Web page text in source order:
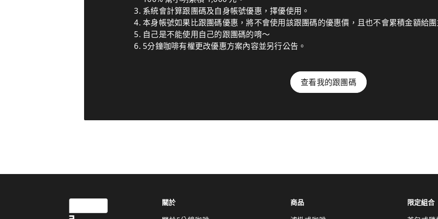
系統會計算跟團碼及自身帳號優惠，擇優使用。
本身帳號如果比跟團碼優惠，將不會使用該跟團碼的優惠價，且也不會累積金額給團
自己是不能使用自己的跟團碼的唷～
5分鐘咖啡有權更改優惠方案內容並另行公告。
查看我的跟團碼
關於
商品
限定組合